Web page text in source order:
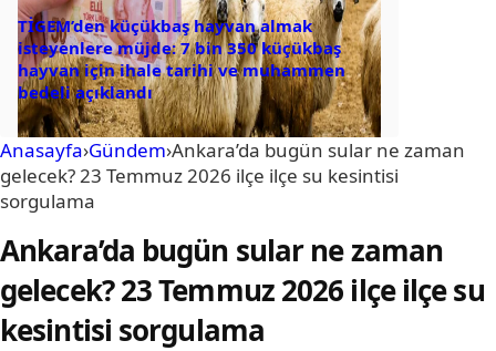
TİGEM’den küçükbaş hayvan almak
isteyenlere müjde: 7 bin 350 küçükbaş
hayvan için ihale tarihi ve muhammen
bedeli açıklandı
Anasayfa›Gündem›Ankara’da bugün sular ne zaman
gelecek? 23 Temmuz 2026 ilçe ilçe su kesintisi
sorgulama
Ankara’da bugün sular ne zaman
gelecek? 23 Temmuz 2026 ilçe ilçe su
kesintisi sorgulama